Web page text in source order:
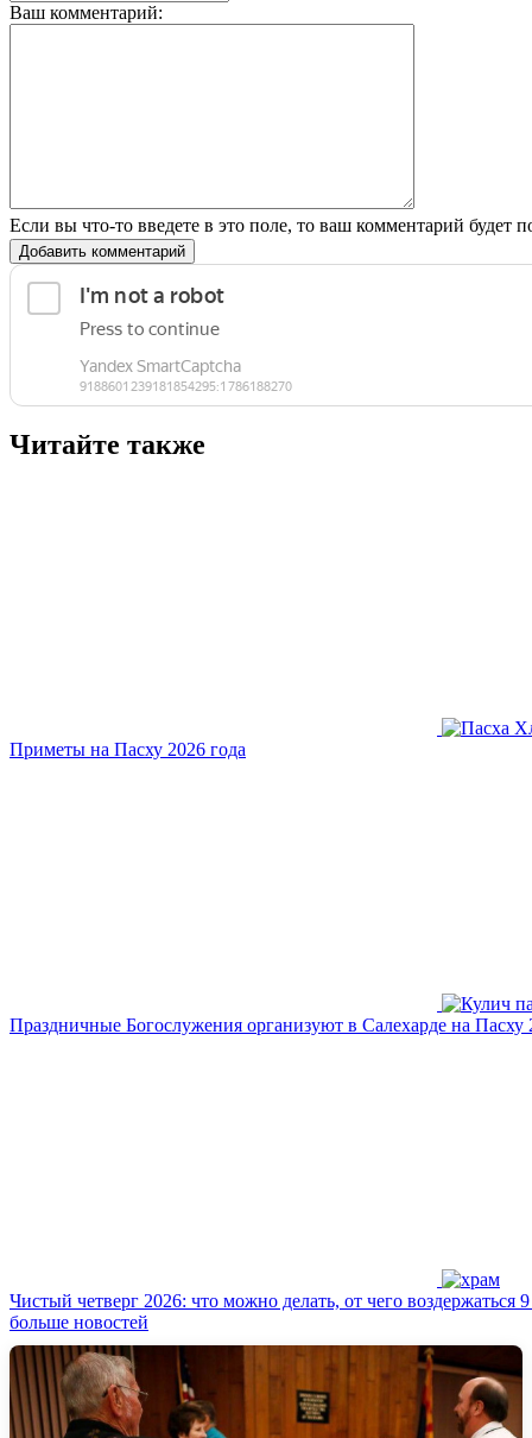
Ваш комментарий:
Если вы что-то введете в это поле, то ваш комментарий будет
Добавить комментарий
Читайте также
Приметы на Пасху 2026 года
Праздничные Богослужения организуют в Салехарде на Пасху
Чистый четверг 2026: что можно делать, от чего воздержаться
больше новостей